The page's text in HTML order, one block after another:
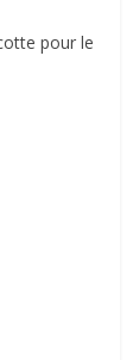
pour le